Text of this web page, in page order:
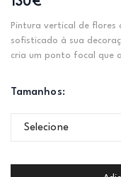
Pintura vertical de flores
sofisticado à sua
cria um ponto focal que
Tamanhos:
Selecione